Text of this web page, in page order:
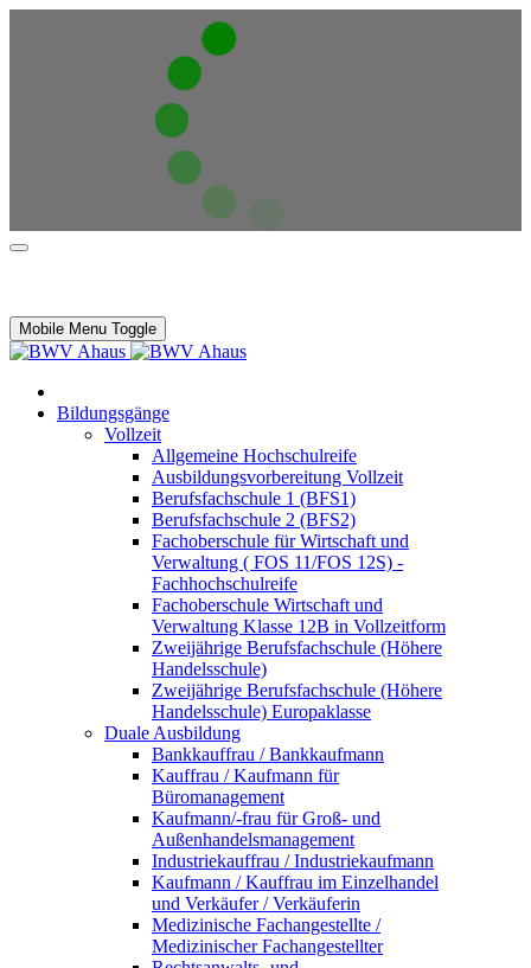
Mobile Menu Toggle
Bildungsgänge
Vollzeit
Allgemeine Hochschulreife
Ausbildungsvorbereitung Vollzeit
Berufsfachschule 1 (BFS1)
Berufsfachschule 2 (BFS2)
Fachoberschule für Wirtschaft und
Verwaltung ( FOS 11/FOS 12S) -
Fachhochschulreife
Fachoberschule Wirtschaft und
Verwaltung Klasse 12B in Vollzeitform
Zweijährige Berufsfachschule (Höhere
Handelsschule)
Zweijährige Berufsfachschule (Höhere
Handelsschule) Europaklasse
Duale Ausbildung
Bankkauffrau / Bankkaufmann
Kauffrau / Kaufmann für
Büromanagement
Kaufmann/-frau für Groß- und
Außenhandelsmanagement
Industriekauffrau / Industriekaufmann
Kaufmann / Kauffrau im Einzelhandel
und Verkäufer / Verkäuferin
Medizinische Fachangestellte /
Medizinischer Fachangestellter